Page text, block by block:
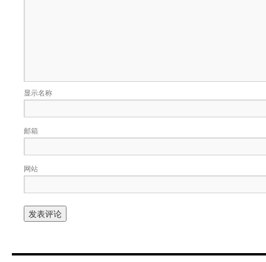
显示名称
邮箱
网站